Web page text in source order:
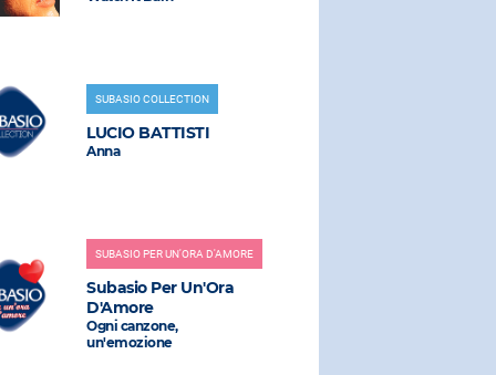
SUBASIO COLLECTION
LUCIO BATTISTI
Anna
SUBASIO PER UN'ORA D'AMORE
Subasio Per Un'Ora
D'Amore
Ogni canzone,
un'emozione